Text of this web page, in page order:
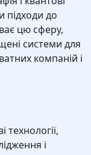
підходи до
цю сферу,
системи для
компаній і
і